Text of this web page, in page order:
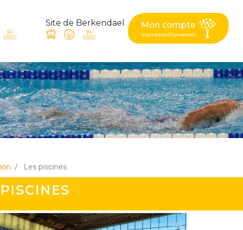
suggestion :
+32 (0)472 07 35 25
periscolaire.berkendael@apeee-bxl1-services.be
Site de Berkendael Mon compte
Inscription/Connexion
Les piscines